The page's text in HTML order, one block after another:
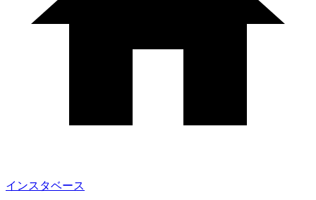
インスタベース